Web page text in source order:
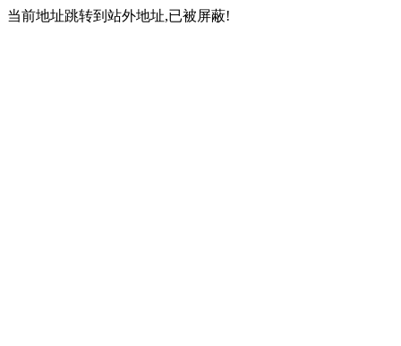
当前地址跳转到站外地址,已被屏蔽!